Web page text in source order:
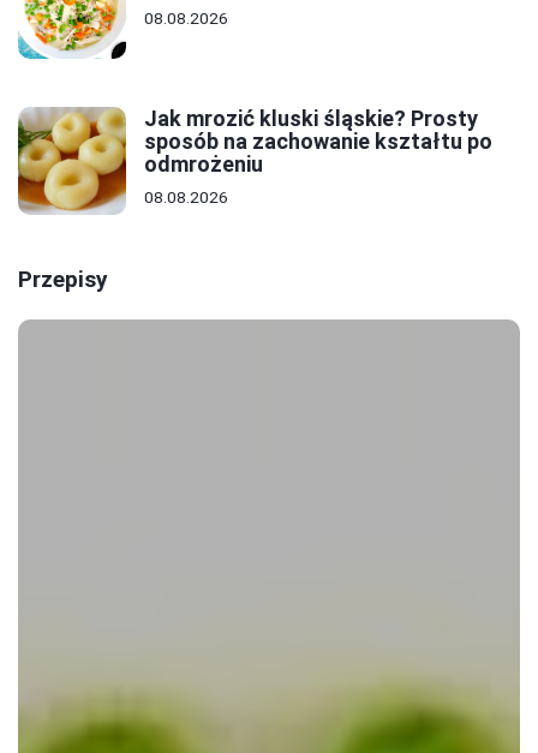
08.08.2026
Jak mrozić kluski śląskie? Prosty
sposób na zachowanie kształtu po
odmrożeniu
08.08.2026
Przepisy